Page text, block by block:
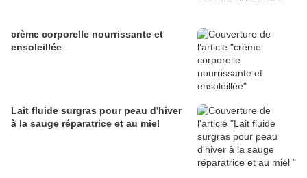
crème corporelle nourrissante et
ensoleillée
Lait fluide surgras pour peau d'hiver
à la sauge réparatrice et au miel